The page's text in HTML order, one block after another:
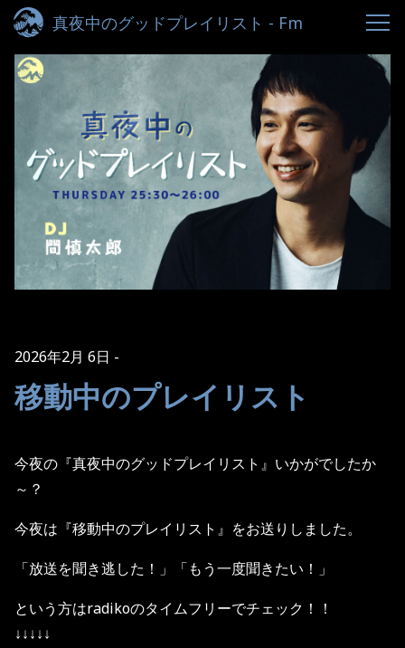
真夜中のグッドプレイリスト - Fm
yokohama 84.7
2026年2月 6日
移動中のプレイリスト
今夜の『真夜中のグッドプレイリスト』いかがでしたか
～？
今夜は『移動中のプレイリスト』をお送りしました。
「放送を聞き逃した！」「もう一度聞きたい！」
という方はradikoのタイムフリーでチェック！！
↓↓↓↓↓